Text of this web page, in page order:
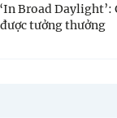
Broad Daylight’:
tưởng thưởng